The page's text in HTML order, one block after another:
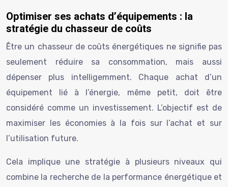
Optimiser ses achats d’équipements : la
stratégie du chasseur de coûts
Être un chasseur de coûts énergétiques ne signifie pas
seulement réduire sa consommation, mais aussi
dépenser plus intelligemment. Chaque achat d’un
équipement lié à l’énergie, même petit, doit être
considéré comme un investissement. L’objectif est de
maximiser les économies à la fois sur l’achat et sur
l’utilisation future.
Cela implique une stratégie à plusieurs niveaux qui
combine la recherche de la performance énergétique et